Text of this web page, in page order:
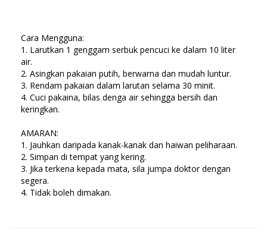
Cara Mengguna:
1. Larutkan 1 genggam serbuk pencuci ke dalam 10 liter
air.
2. Asingkan pakaian putih, berwarna dan mudah luntur.
3. Rendam pakaian dalam larutan selama 30 minit.
4. Cuci pakaina, bilas denga air sehingga bersih dan
keringkan.
AMARAN:
1. Jauhkan daripada kanak-kanak dan haiwan peliharaan.
2. Simpan di tempat yang kering.
3. Jika terkena kepada mata, sila jumpa doktor dengan
segera.
4. Tidak boleh dimakan.